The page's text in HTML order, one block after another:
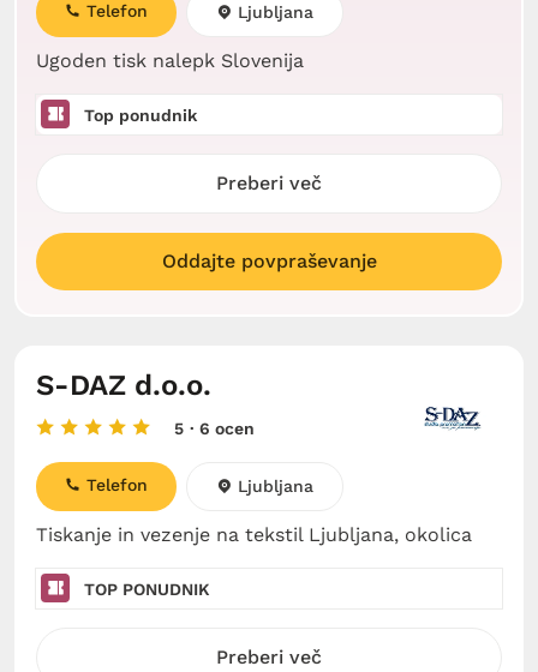
Ugoden tisk nalepk Slovenija
Telefon Ljubljana
Top ponudnik
Preberi več
Oddajte povpraševanje
S-DAZ d.o.o.
5 · 6 ocen
Tiskanje in vezenje na tekstil Ljubljana, okolica
Telefon Ljubljana
TOP PONUDNIK
Preberi več